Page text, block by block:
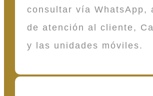
consultar vía WhatsApp,
de atención al cliente,
y las unidades móviles.